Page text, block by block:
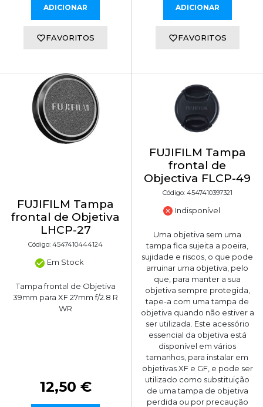
ADICIONAR
FAVORITOS
ADICIONAR
FAVORITOS
FUJIFILM Tampa
frontal de Objetiva
LHCP-27
Código: 4547410444124
Em Stock
Tampa frontal de Objetiva
39mm para XF 27mm f/2.8 R
WR
12,50 €
FUJIFILM Tampa
frontal de
Objectiva FLCP-49
Código: 4547410397321
Indisponível
Uma objetiva sem uma
tampa fica sujeita a poeira,
sujidade e riscos, o que pode
arruinar uma objetiva, pelo
que, para manter a sua
objetiva sempre protegida,
tape-a com uma tampa de
objetiva quando não estiver a
ser utilizada. Este acessório
essencial da objetiva está
disponível em vários
tamanhos, para instalar em
objetivas XF e GF, e pode ser
utilizado como substituição
de uma tampa de objetiva
perdida ou por precaução